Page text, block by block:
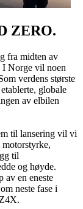
ZERO.
fra midten av
I Norge vil noen
verdens største
globale
av elbilen
til lansering vil vi
til
og høyde.
av en eneste
neste fase i